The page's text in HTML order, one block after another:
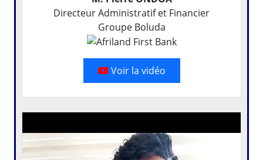
Directeur Administratif et Financier
Groupe Boluda
Voir la vidéo